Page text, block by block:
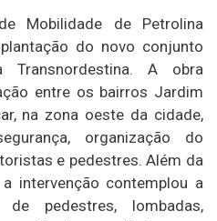
Mobilidade de Petrolina
do novo conjunto
Transnordestina. A obra
entre os bairros Jardim
na zona oeste da cidade,
organização do
e pedestres. Além da
intervenção contemplou a
pedestres, lombadas,